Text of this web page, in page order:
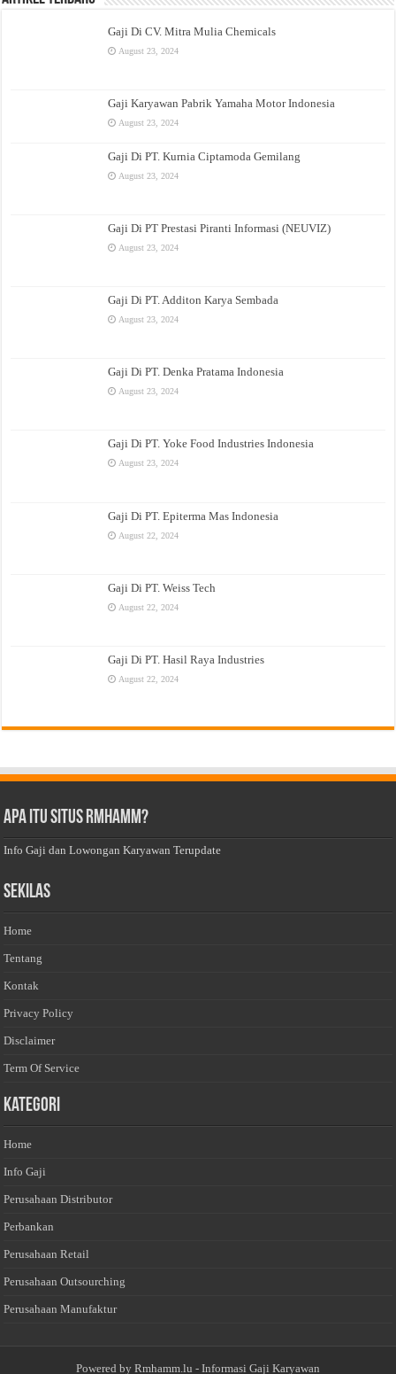
Gaji Di CV. Mitra Mulia Chemicals
August 23, 2024
Gaji Karyawan Pabrik Yamaha Motor Indonesia
August 23, 2024
Gaji Di PT. Kurnia Ciptamoda Gemilang
August 23, 2024
Gaji Di PT Prestasi Piranti Informasi (NEUVIZ)
August 23, 2024
Gaji Di PT. Additon Karya Sembada
August 23, 2024
Gaji Di PT. Denka Pratama Indonesia
August 23, 2024
Gaji Di PT. Yoke Food Industries Indonesia
August 23, 2024
Gaji Di PT. Epiterma Mas Indonesia
August 22, 2024
Gaji Di PT. Weiss Tech
August 22, 2024
Gaji Di PT. Hasil Raya Industries
August 22, 2024
Apa Itu Situs Rmhamm?
Info Gaji dan Lowongan Karyawan Terupdate
Sekilas
Home
Tentang
Kontak
Privacy Policy
Disclaimer
Term Of Service
Kategori
Home
Info Gaji
Perusahaan Distributor
Perbankan
Perusahaan Retail
Perusahaan Outsourching
Perusahaan Manufaktur
Powered by Rmhamm.lu - Informasi Gaji Karyawan